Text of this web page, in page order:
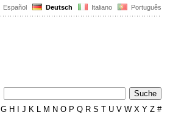
Español Deutsch Italiano Português
G H J K L M N O P Q R S T U V W X Y Z #